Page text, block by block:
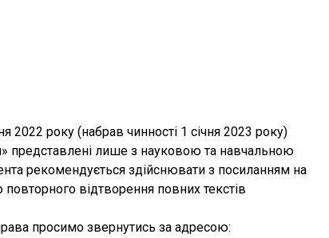
2022 року (набрав чинності 1 січня 2023 року)
представлені лише з науковою та навчальною
рекомендується здійснювати з посиланням на
відтворення повних текстів
просимо звернутись за адресою: